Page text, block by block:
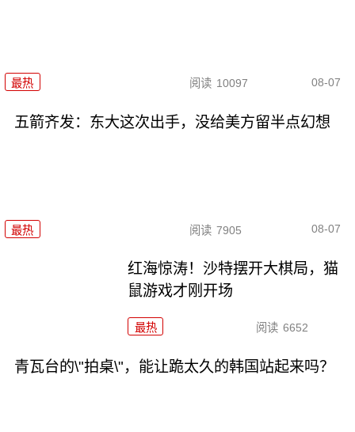
最热 阅读 10097 08-07
五箭齐发：东大这次出手，没给美方留半点幻想
最热 阅读 7905 08-07
红海惊涛！沙特摆开大棋局，猫
鼠游戏才刚开场
最热 阅读 6652
青瓦台的\"拍桌\"，能让跪太久的韩国站起来吗？